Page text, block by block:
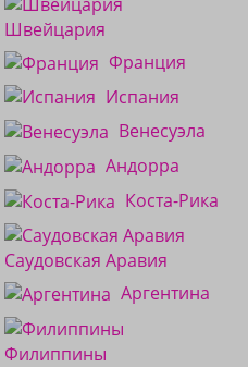
Швейцария
Франция
Испания
Венесуэла
Андорра
Коста-Рика
Саудовская Аравия
Аргентина
Филиппины